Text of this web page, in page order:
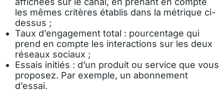
les mêmes critères établis dans la métrique ci-
dessus ;
Taux d’engagement total : pourcentage qui
prend en compte les interactions sur les deux
réseaux sociaux ;
Essais initiés : d’un produit ou service que vous
proposez. Par exemple, un abonnement
d’essai.